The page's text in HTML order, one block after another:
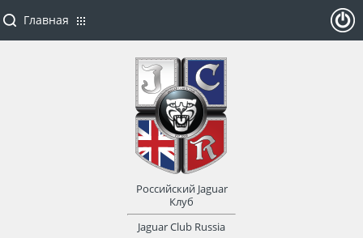
Главная
Российский Jaguar
Клуб
Jaguar Club Russia